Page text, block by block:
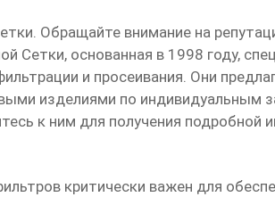
. Обращайте внимание на
Сетки, основанная в 1998 году,
и просеивания. Они
изделиями по индивидуальным
к ним для получения подробной
критически важен для